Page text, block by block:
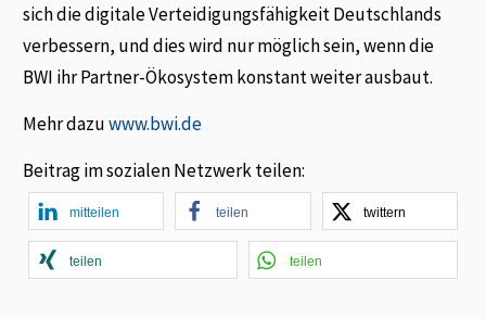
sich die digitale Verteidigungsfähigkeit Deutschlands
verbessern, und dies wird nur möglich sein, wenn die
BWI ihr Partner-Ökosystem konstant weiter ausbaut.
Mehr dazuwww.bwi.de
Beitrag im sozialen Netzwerk teilen:
mitteilen teilen twittern
teilen teilen